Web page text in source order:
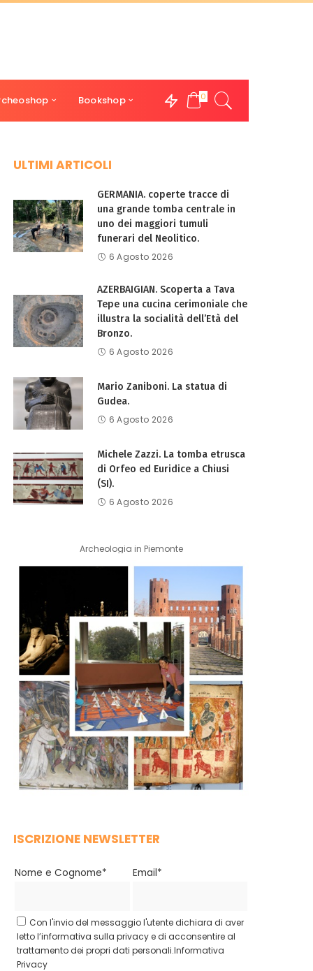
Bookshop 0
ULTIMI ARTICOLI
GERMANIA. coperte tracce di
una grande tomba centrale in
uno dei maggiori tumuli
funerari del Neolitico.
6 Agosto 2026
AZERBAIGIAN. Scoperta a Tava
Tepe una cucina cerimoniale che
illustra la socialità dell’Età del
Bronzo.
6 Agosto 2026
Mario Zaniboni. La statua di
Gudea.
6 Agosto 2026
Michele Zazzi. La tomba etrusca
di Orfeo ed Euridice a Chiusi
(SI).
6 Agosto 2026
Archeologia in Piemonte
ISCRIZIONE NEWSLETTER
Nome e Cognome* Email*
Con l'invio del messaggio l'utente dichiara di aver
letto l’informativa sulla privacy e di acconsentire al
trattamento dei propri dati personali.Informativa
Privacy